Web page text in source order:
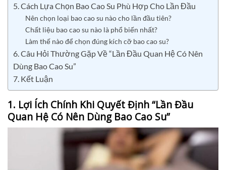
5. Cách Lựa Chọn Bao Cao Su Phù Hợp Cho Lần Đầu
Nên chọn loại bao cao su nào cho lần đầu tiên?
Chất liệu bao cao su nào là phổ biến nhất?
Làm thế nào để chọn đúng kích cỡ bao cao su?
6. Câu Hỏi Thường Gặp Về “Lần Đầu Quan Hệ Có Nên
Dùng Bao Cao Su”
7. Kết Luận
1. Lợi Ích Chính Khi Quyết Định “Lần Đầu
Quan Hệ Có Nên Dùng Bao Cao Su”